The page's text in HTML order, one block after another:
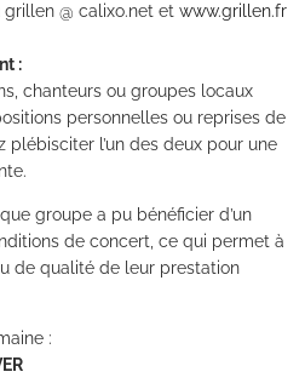
grillen @ calixo.net et www.grillen.fr
:
chanteurs ou groupes locaux
personnelles ou reprises de
plébisciter l’un des deux pour une
groupe a pu bénéficier d’un
de concert, ce qui permet à
de qualité de leur prestation
: